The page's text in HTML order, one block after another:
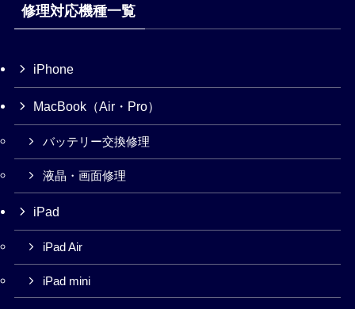
修理対応機種一覧
iPhone
MacBook（Air・Pro）
バッテリー交換修理
液晶・画面修理
iPad
iPad Air
iPad mini